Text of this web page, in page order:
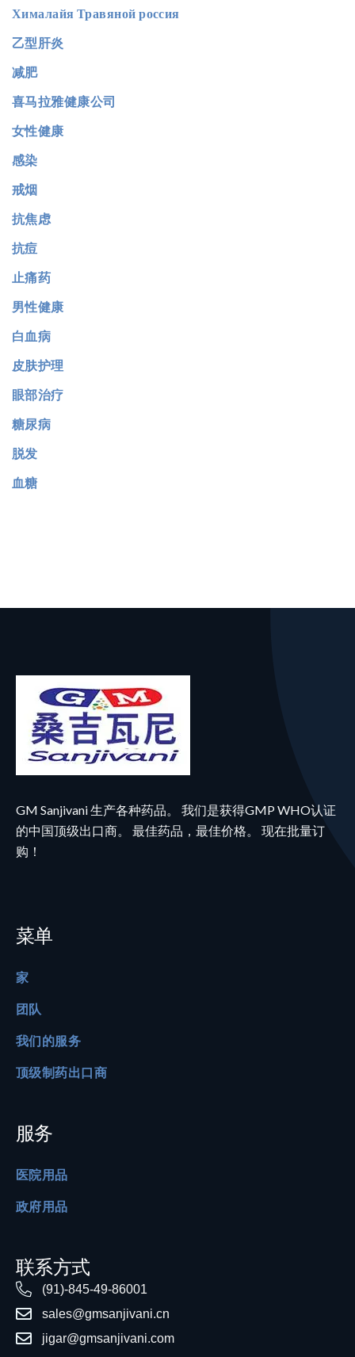
Хималайя Травяной россия
乙型肝炎
减肥
喜马拉雅健康公司
女性健康
感染
戒烟
抗焦虑
抗痘
止痛药
男性健康
白血病
皮肤护理
眼部治疗
糖尿病
脱发
血糖
GM Sanjivani 生产各种药品。 我们是获得GMP WHO认证
的中国顶级出口商。 最佳药品，最佳价格。 现在批量订
购！
菜单
家
团队
我们的服务
顶级制药出口商
服务
医院用品
政府用品
联系方式
(91)-845-49-86001
sales@gmsanjivani.cn
jigar@gmsanjivani.com